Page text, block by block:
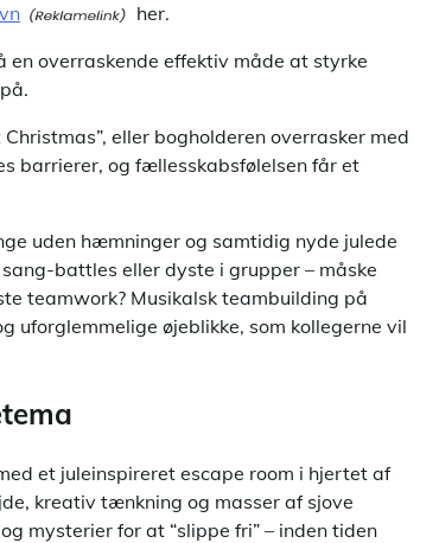
her.
en overraskende effektiv måde at styrke
eller bogholderen overrasker med
barrierer, og fællesskabsfølelsen får et
uden hæmninger og samtidig nyde julede
battles eller dyste i grupper – måske
teamwork? Musikalsk teambuilding på
uforglemmelige øjeblikke, som kollegerne vil
et juleinspireret escape room i hjertet af
kreativ tænkning og masser af sjove
mysterier for at “slippe fri” – inden tiden